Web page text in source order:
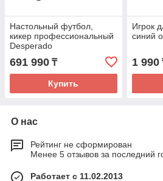
Настольный футбол,
кикер профессиональный
Desperado
691 990 ₸
Купить
Игрок
синий
1 990
О нас
Рейтинг не сформирован
Менее 5 отзывов за последний
Работает с 11.02.2013